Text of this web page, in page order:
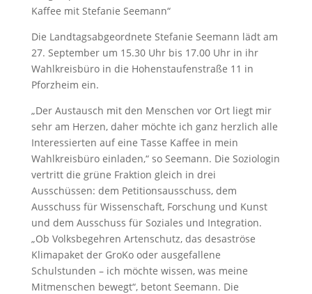
Kaffee mit Stefanie Seemann“
Die Landtagsabgeordnete Stefanie Seemann lädt am
27. September um 15.30 Uhr bis 17.00 Uhr in ihr
Wahlkreisbüro in die Hohenstaufenstraße 11 in
Pforzheim ein.
„Der Austausch mit den Menschen vor Ort liegt mir
sehr am Herzen, daher möchte ich ganz herzlich alle
Interessierten auf eine Tasse Kaffee in mein
Wahlkreisbüro einladen,“ so Seemann. Die Soziologin
vertritt die grüne Fraktion gleich in drei
Ausschüssen: dem Petitionsausschuss, dem
Ausschuss für Wissenschaft, Forschung und Kunst
und dem Ausschuss für Soziales und Integration.
„Ob Volksbegehren Artenschutz, das desaströse
Klimapaket der GroKo oder ausgefallene
Schulstunden – ich möchte wissen, was meine
Mitmenschen bewegt“, betont Seemann. Die